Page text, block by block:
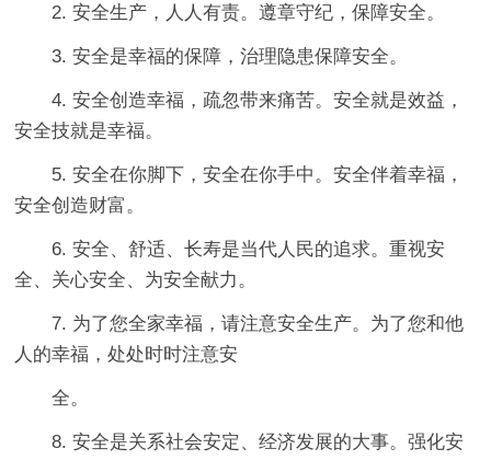
2. 安全生产，人人有责。遵章守纪，保障安全。
3. 安全是幸福的保障，治理隐患保障安全。
4. 安全创造幸福，疏忽带来痛苦。安全就是效益，
安全技就是幸福。
5. 安全在你脚下，安全在你手中。安全伴着幸福，
安全创造财富。
6. 安全、舒适、长寿是当代人民的追求。重视安
全、关心安全、为安全献力。
7. 为了您全家幸福，请注意安全生产。为了您和他
人的幸福，处处时时注意安
全。
8. 安全是关系社会安定、经济发展的大事。强化安